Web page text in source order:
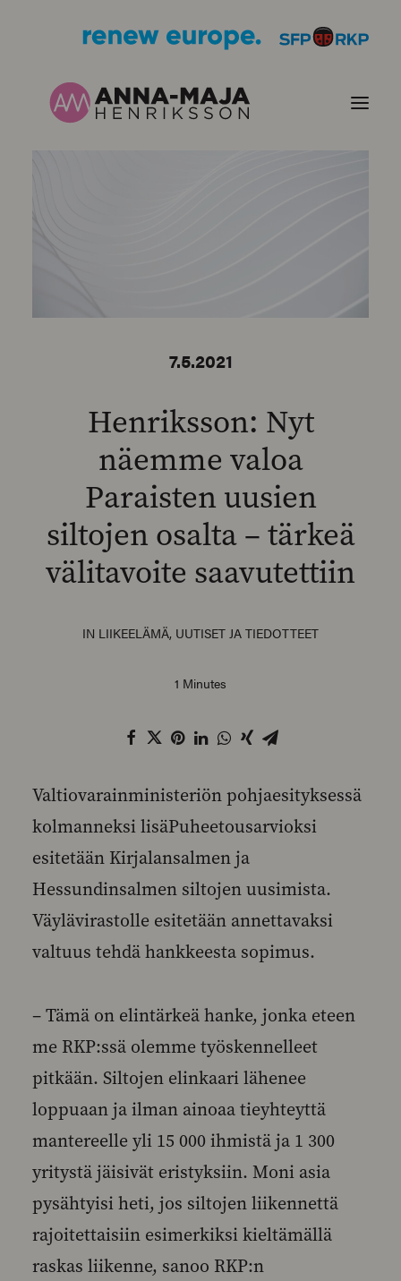
SEARCH
7.5.2021
Henriksson: Nyt
näemme valoa
Paraisten uusien
siltojen osalta – tärkeä
välitavoite saavutettiin
IN LIIKEELÄMÄ, UUTISET JA TIEDOTTEET
1 Minutes
Valtiovarainministeriön pohjaesityksessä
kolmanneksi lisäPuheetousarvioksi
esitetään Kirjalansalmen ja
Hessundinsalmen siltojen uusimista.
Väylävirastolle esitetään annettavaksi
valtuus tehdä hankkeesta sopimus.
– Tämä on elintärkeä hanke, jonka eteen
me RKP:ssä olemme työskennelleet
pitkään. Siltojen elinkaari lähenee
loppuaan ja ilman ainoaa tieyhteyttä
mantereelle yli 15 000 ihmistä ja 1 300
yritystä jäisivät eristyksiin. Moni asia
pysähtyisi heti, jos siltojen liikennettä
rajoitettaisiin esimerkiksi kieltämällä
raskas liikenne, sanoo RKP:n